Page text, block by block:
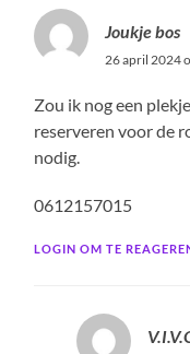
Joukje bos
26 april 2024
Zou ik nog een
reserveren voor de
nodig.
0612157015
LOGIN OM TE